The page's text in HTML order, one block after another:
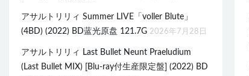
アサルトリリィ Summer LIVE「voller Blute」
(4BD) (2022) BD蓝光原盘 121.7G 2026年7月28日
アサルトリリィ Last Bullet Neunt Praeludium
(Last Bullet MIX) [Blu-ray付生産限定盤] (2022) BD